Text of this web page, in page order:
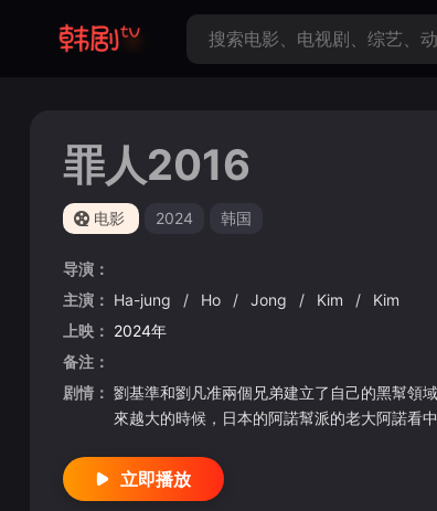
罪人2016
电影 2024 韩国
导演：
主演： Ha-jung / Ho / Jong / Kim /
Kim
上映： 2024年
备注：
剧情： 劉基準和劉凡准兩個兄弟建立了自己的黑幫領
來越大的時候，日本的阿諾幫派的老大阿諾看
立即播放